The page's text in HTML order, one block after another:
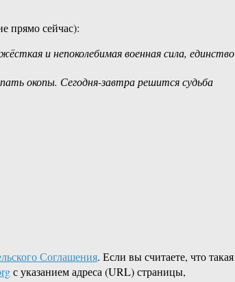
прямо сейчас):
и непоколебимая военная сила, единство
окопы. Сегодня-завтра решится судьба
Соглашения. Если вы считаете, что такая
с указанием адреса (URL) страницы,